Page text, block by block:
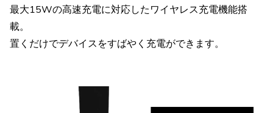
最大15Wの高速充電に対応したワイヤレス充電機能搭
載。
置くだけでデバイスをすばやく充電ができます。